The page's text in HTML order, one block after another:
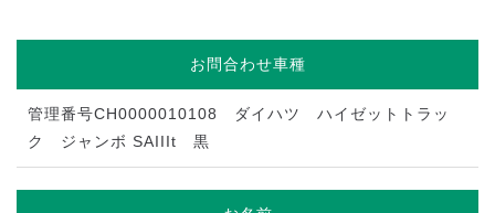
お問合わせ車種
管理番号CH0000010108 ダイハツ ハイゼットトラッ
ク ジャンボ SAIIIt 黒